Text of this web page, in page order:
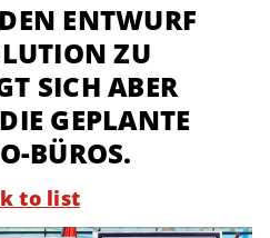
ENTWURF
ZU
SICH ABER
GEPLANTE
BÜROS.
to list